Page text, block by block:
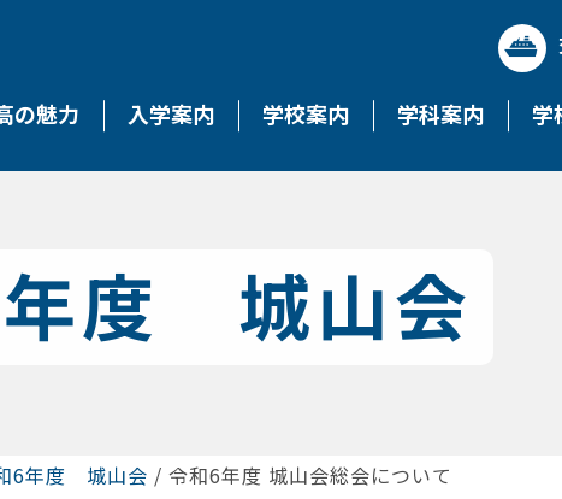
の魅力 入学案内 学校案内 学科案内 学
度 城山会
6年度 城山会 / 令和6年度 城山会総会について